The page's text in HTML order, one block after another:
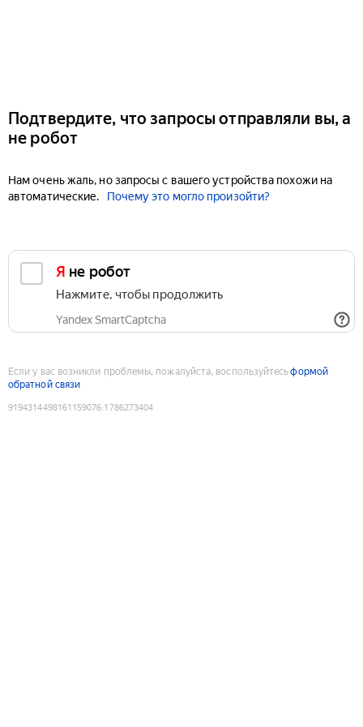
Подтвердите, что запросы отправляли вы, а
не робот
Нам очень жаль, но запросы с вашего устройства похожи на
автоматические.
Почему это могло произойти?
Я не робот
Нажмите, чтобы продолжить
Yandex SmartCaptcha
Если у вас возникли проблемы, пожалуйста, воспользуйтесьформой
обратной связи
9194314498161159076:1786273404